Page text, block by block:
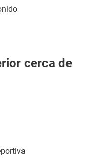
cerca de